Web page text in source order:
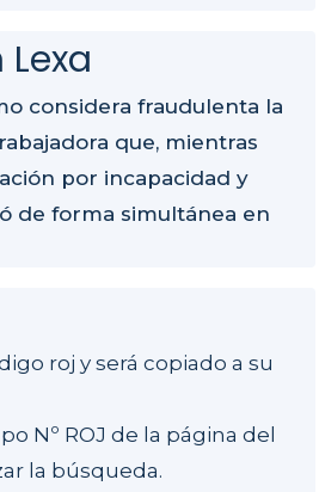
considera fraudulenta la
que, mientras
por incapacidad y
de forma simultánea en
roj y será copiado a su
Nº ROJ de la página del
la búsqueda.